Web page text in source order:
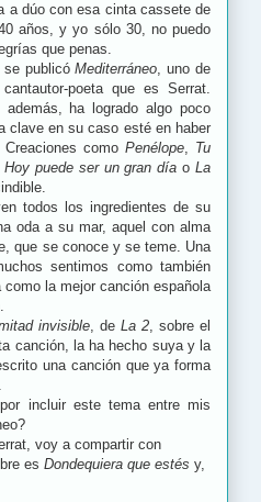
a dúo con esa cinta cassete de
años, y yo sólo 30, no puedo
que penas.
se publicóMediterráneo, uno de
poeta que es Serrat.
ha logrado algo poco
clave en su caso esté en haber
Creaciones comoPenélope, Tu
Hoy puede ser un gran día oLa
todos los ingredientes de su
oda a su mar, aquel con alma
que se conoce y se teme. Una
sentimos como también
la mejor canción española
invisible, deLa 2, sobre el
canción, la ha hecho suya y la
una canción que ya forma
incluir este tema entre mis
voy a compartir con
es Dondequiera que estés y,